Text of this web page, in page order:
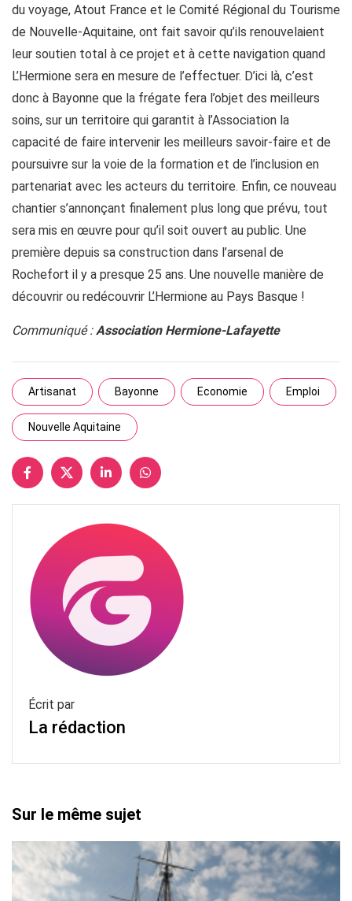
du voyage, Atout France et le Comité Régional du Tourisme
de Nouvelle-Aquitaine, ont fait savoir qu’ils renouvelaient
leur soutien total à ce projet et à cette navigation quand
L’Hermione sera en mesure de l’effectuer. D’ici là, c’est
donc à Bayonne que la frégate fera l’objet des meilleurs
soins, sur un territoire qui garantit à l’Association la
capacité de faire intervenir les meilleurs savoir-faire et de
poursuivre sur la voie de la formation et de l’inclusion en
partenariat avec les acteurs du territoire. Enfin, ce nouveau
chantier s’annonçant finalement plus long que prévu, tout
sera mis en œuvre pour qu’il soit ouvert au public. Une
première depuis sa construction dans l’arsenal de
Rochefort il y a presque 25 ans. Une nouvelle manière de
découvrir ou redécouvrir L’Hermione au Pays Basque !
Communiqué :Association Hermione-Lafayette
Artisanat Bayonne Economie Emploi
Nouvelle Aquitaine
Écrit par
La rédaction
Sur le même sujet